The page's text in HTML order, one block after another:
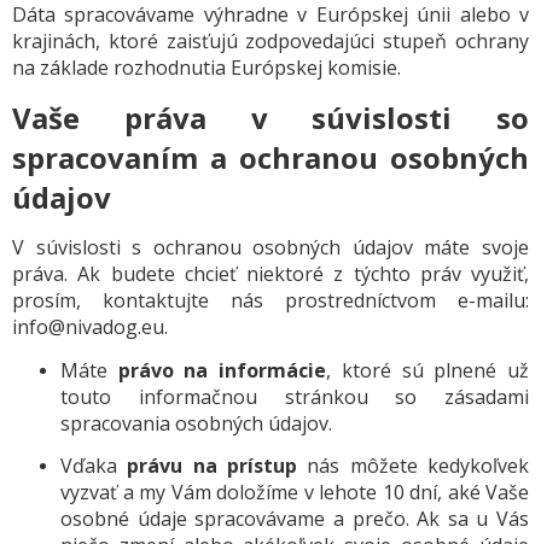
Dáta spracovávame výhradne v Európskej únii alebo v
krajinách, ktoré zaisťujú zodpovedajúci stupeň ochrany
na základe rozhodnutia Európskej komisie.
Vaše práva v súvislosti so
spracovaním a ochranou osobných
údajov
V súvislosti s ochranou osobných údajov máte svoje
práva. Ak budete chcieť niektoré z týchto práv využiť,
prosím, kontaktujte nás prostredníctvom e-mailu:
info@nivadog.eu.
Máte právo na informácie, ktoré sú plnené už
touto informačnou stránkou so zásadami
spracovania osobných údajov.
Vďaka právu na prístup nás môžete kedykoľvek
vyzvať a my Vám doložíme v lehote 10 dní, aké Vaše
osobné údaje spracovávame a prečo. Ak sa u Vás